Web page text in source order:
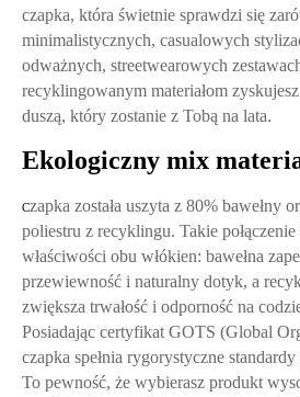
czapka, która świetnie sprawdzi się
minimalistycznych, casualowych
odważnych, streetwearowych
recyklingowanym materiałom
duszą, który zostanie z Tobą na lata.
Ekologiczny mix
Czapka została uszyta z 80% bawełny
poliestru z recyklingu. Takie połączenie
właściwości obu włókien: bawełna
przewiewność i naturalny dotyk, a
zwiększa trwałość i odporność na
Posiadając certyfikat GOTS (Global
czapka spełnia rygorystyczne
To pewność, że wybierasz produkt